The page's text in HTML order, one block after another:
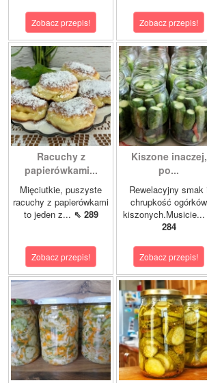
Zobacz przepis! Zobacz przepis!
Racuchy z
papierówkami...
Mięciutkie, puszyste
racuchy z papierówkami
to jeden z... ⇖ 289
Zobacz przepis!
Kiszone inaczej,
po...
Rewelacyjny smak
chrupkość ogórków
kiszonych.Musicie...
284
Zobacz przepis!